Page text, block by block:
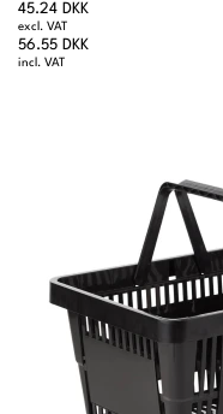
45.24 DKK
excl. VAT
56.55 DKK
incl. VAT